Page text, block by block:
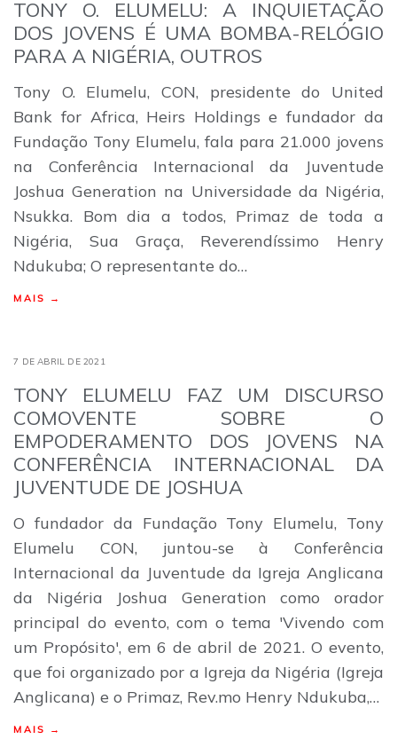
TONY O. ELUMELU: A INQUIETAÇÃO
DOS JOVENS É UMA BOMBA-RELÓGIO
PARA A NIGÉRIA, OUTROS
Tony O. Elumelu, CON, presidente do United
Bank for Africa, Heirs Holdings e fundador da
Fundação Tony Elumelu, fala para 21.000 jovens
na Conferência Internacional da Juventude
Joshua Generation na Universidade da Nigéria,
Nsukka. Bom dia a todos, Primaz de toda a
Nigéria, Sua Graça, Reverendíssimo Henry
Ndukuba; O representante do…
MAIS →
7 DE ABRIL DE 2021
TONY ELUMELU FAZ UM DISCURSO
COMOVENTE SOBRE O
EMPODERAMENTO DOS JOVENS NA
CONFERÊNCIA INTERNACIONAL DA
JUVENTUDE DE JOSHUA
O fundador da Fundação Tony Elumelu, Tony
Elumelu CON, juntou-se à Conferência
Internacional da Juventude da Igreja Anglicana
da Nigéria Joshua Generation como orador
principal do evento, com o tema 'Vivendo com
um Propósito', em 6 de abril de 2021. O evento,
que foi organizado por a Igreja da Nigéria (Igreja
Anglicana) e o Primaz, Rev.mo Henry Ndukuba,…
MAIS →